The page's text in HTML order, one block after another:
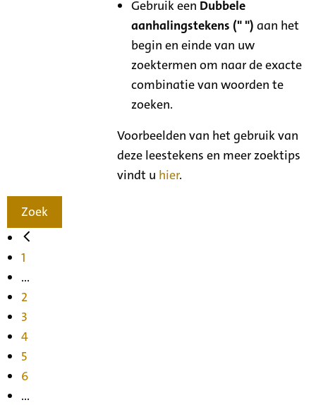
Gebruik een Dubbele
aanhalingstekens (" ") aan het
begin en einde van uw
zoektermen om naar de exacte
combinatie van woorden te
zoeken.
Voorbeelden van het gebruik van
deze leestekens en meer zoektips
vindt u hier.
Zoek
1
...
2
3
4
5
6
...